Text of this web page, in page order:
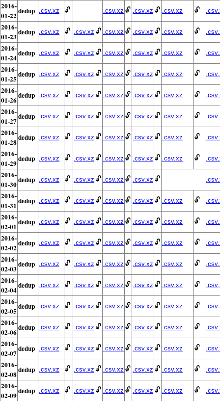
2016-
01-22dedup .csv.xz 🔓 .csv.xz 🔓 .csv.xz 🔓 .csv.xz 🔓
2016-
01-23dedup .csv.xz 🔓 .csv.xz 🔓 .csv.xz 🔓 .csv.xz 🔓 .csv.xz 🔓
2016-
01-24dedup .csv.xz 🔓 .csv.xz 🔓 .csv.xz 🔓 .csv.xz 🔓 .csv.xz 🔓
2016-
01-25 dedup .csv.xz 🔓 .csv.xz 🔓 .csv.xz 🔓 .csv.xz 🔓 .csv.xz 🔓
2016-
01-26dedup .csv.xz 🔓 .csv.xz 🔓 .csv.xz 🔓 .csv.xz 🔓 .csv.xz 🔓
2016-
01-27dedup .csv.xz 🔓 .csv.xz 🔓 .csv.xz 🔓 .csv.xz 🔓 .csv.xz 🔓
2016-
01-28dedup .csv.xz 🔓 .csv.xz 🔓 .csv.xz 🔓 .csv.xz 🔓 .csv.xz 🔓
2016-
01-29dedup .csv.xz 🔓 .csv.xz 🔓 .csv.xz 🔓 .csv.xz 🔓 .csv.xz 🔓
2016-
01-30dedup .csv.xz 🔓 .csv.xz 🔓 .csv.xz 🔓 .csv.xz 🔓
2016-
01-31 dedup .csv.xz 🔓 .csv.xz 🔓 .csv.xz 🔓 .csv.xz 🔓 .csv.xz 🔓
2016-
02-01 dedup .csv.xz 🔓 .csv.xz 🔓 .csv.xz 🔓 .csv.xz 🔓 .csv.xz 🔓
2016-
02-02dedup .csv.xz 🔓 .csv.xz 🔓 .csv.xz 🔓 .csv.xz 🔓 .csv.xz 🔓
2016-
02-03dedup .csv.xz 🔓 .csv.xz 🔓 .csv.xz 🔓 .csv.xz 🔓 .csv.xz 🔓
2016-
02-04dedup .csv.xz 🔓 .csv.xz 🔓 .csv.xz 🔓 .csv.xz 🔓 .csv.xz 🔓
2016-
02-05 dedup .csv.xz 🔓 .csv.xz 🔓 .csv.xz 🔓 .csv.xz 🔓 .csv.xz 🔓
2016-
02-06dedup .csv.xz 🔓 .csv.xz 🔓 .csv.xz 🔓 .csv.xz 🔓 .csv.xz 🔓
2016-
02-07dedup .csv.xz 🔓 .csv.xz 🔓 .csv.xz 🔓 .csv.xz 🔓 .csv.xz 🔓
2016-
02-08dedup .csv.xz 🔓 .csv.xz 🔓 .csv.xz 🔓 .csv.xz 🔓 .csv.xz 🔓
2016-
02-09dedup .csv.xz 🔓 .csv.xz 🔓 .csv.xz 🔓 .csv.xz 🔓 .csv.xz 🔓